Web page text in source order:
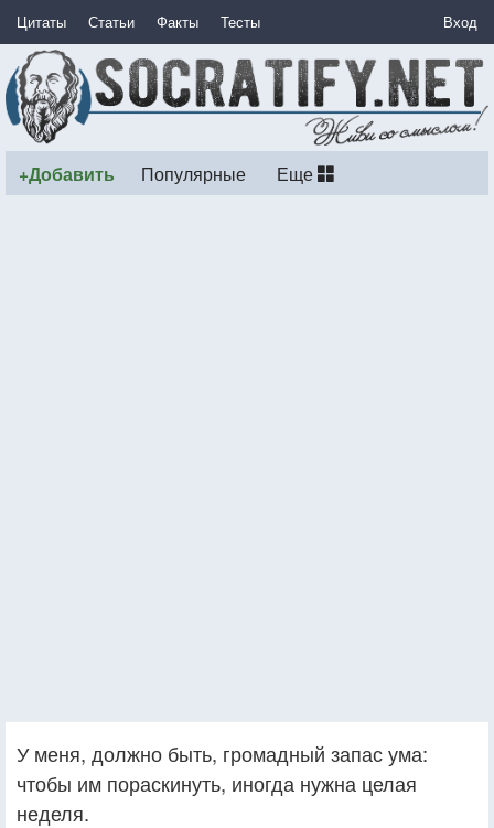
Цитаты Статьи Факты Тесты Вход
+Добавить Популярные Еще
У меня, должно быть, громадный запас ума:
чтобы им пораскинуть, иногда нужна целая
неделя.